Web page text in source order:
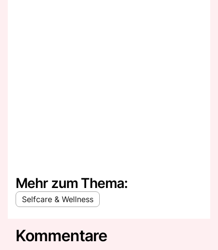
Mehr zum Thema:
Selfcare & Wellness
Kommentare